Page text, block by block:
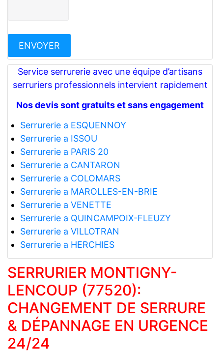
Service serrurerie avec une équipe d’artisans
serruriers professionnels intervient rapidement
Nos devis sont gratuits et sans engagement
Serrurerie a ESQUENNOY
Serrurerie a ISSOU
Serrurerie a PARIS 20
Serrurerie a CANTARON
Serrurerie a COLOMARS
Serrurerie a MAROLLES-EN-BRIE
Serrurerie a VENETTE
Serrurerie a QUINCAMPOIX-FLEUZY
Serrurerie a VILLOTRAN
Serrurerie a HERCHIES
SERRURIER MONTIGNY-
LENCOUP (77520):
CHANGEMENT DE SERRURE
& DÉPANNAGE EN URGENCE
24/24